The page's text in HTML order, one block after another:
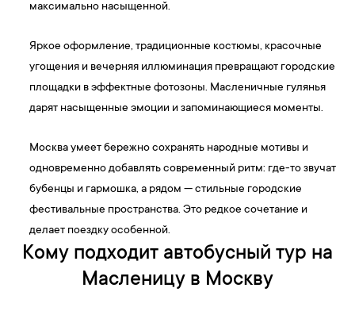
максимально насыщенной.
Яркое оформление, традиционные костюмы, красочные
угощения и вечерняя иллюминация превращают городские
площадки в эффектные фотозоны. Масленичные гулянья
дарят насыщенные эмоции и запоминающиеся моменты.
Москва умеет бережно сохранять народные мотивы и
одновременно добавлять современный ритм: где-то звучат
бубенцы и гармошка, а рядом — стильные городские
фестивальные пространства. Это редкое сочетание и
делает поездку особенной.
Кому подходит автобусный тур на
Масленицу в Москву